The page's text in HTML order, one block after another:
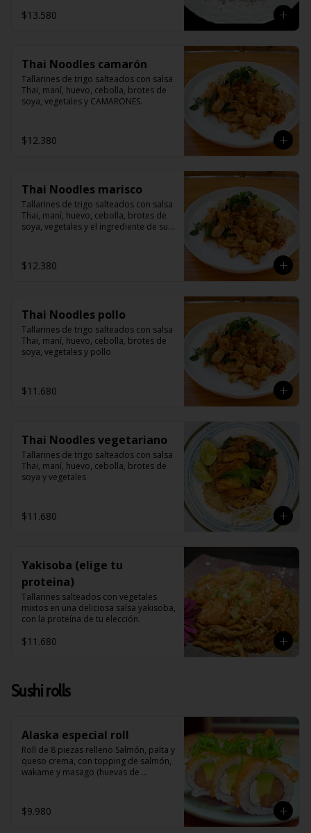
$13.580
Thai Noodles camarón
Tallarines de trigo salteados con salsa
Thai, maní, huevo, cebolla, brotes de
soya, vegetales y CAMARONES.
$12.380
Thai Noodles marisco
Tallarines de trigo salteados con salsa
Thai, maní, huevo, cebolla, brotes de
soya, vegetales y el ingrediente de su
$12.380
Thai Noodles pollo
Tallarines de trigo salteados con salsa
Thai, maní, huevo, cebolla, brotes de
soya, vegetales y pollo
$11.680
Thai Noodles vegetariano
Tallarines de trigo salteados con salsa
Thai, maní, huevo, cebolla, brotes de
soya y vegetales
$11.680
Yakisoba (elige tu
proteina)
Tallarines salteados con vegetales
mixtos en una deliciosa salsa yakisoba,
con la proteína de tu elección.
$11.680
Sushi rolls
Alaska especial roll
Roll de 8 piezas relleno Salmón, palta y
queso crema, con topping de salmón,
wakame y masago (huevas de
$9.980